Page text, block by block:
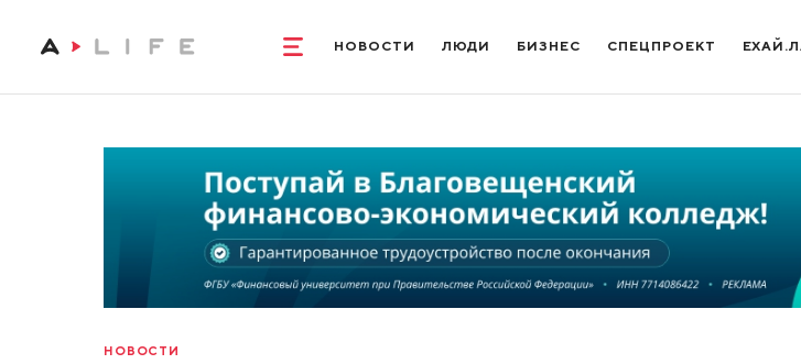
НОВОСТИ ЛЮДИ БИЗНЕС СПЕЦПРОЕКТ
НОВОСТИ